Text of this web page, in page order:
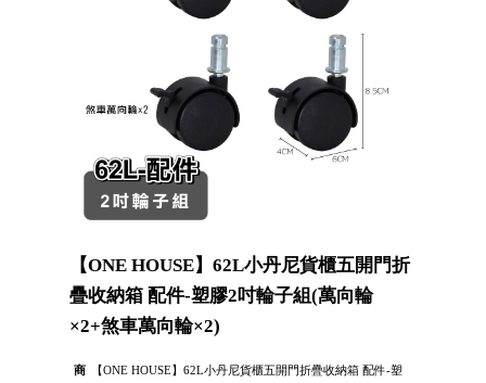
【ONE HOUSE】62L小丹尼貨櫃五開門折
疊收納箱 配件-塑膠2吋輪子組(萬向輪
×2+煞車萬向輪×2)
商
【ONE HOUSE】62L小丹尼貨櫃五開門折疊收納箱 配件-塑